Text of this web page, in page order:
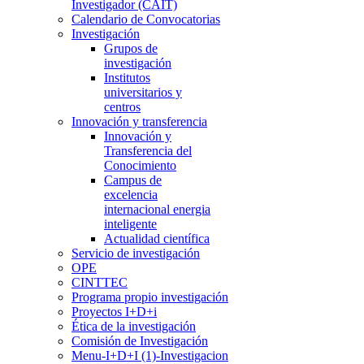
Investigador (CAIT)
Calendario de Convocatorias
Investigación
Grupos de
investigación
Institutos
universitarios y
centros
Innovación y transferencia
Innovación y
Transferencia del
Conocimiento
Campus de
excelencia
internacional energia
inteligente
Actualidad científica
Servicio de investigación
OPE
CINTTEC
Programa propio investigación
Proyectos I+D+i
Ética de la investigación
Comisión de Investigación
Menu-I+D+I (1)-Investigacion